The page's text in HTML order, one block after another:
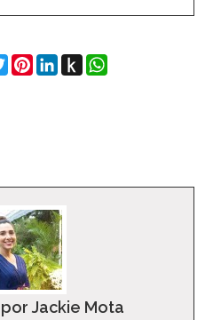
Twitter
Pinterest
LinkedIn
Push
to
WhatsApp
Jackie Mota